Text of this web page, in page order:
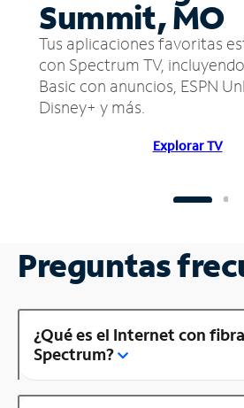
Summit, MO
Tus aplicaciones favoritas
con Spectrum TV,
Basic con anuncios, ESPN
Disney+ y más.
Explorar TV
Preguntas
¿Qué es el Internet con
Spectrum?